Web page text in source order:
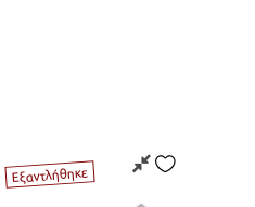
Εξαντλήθηκε